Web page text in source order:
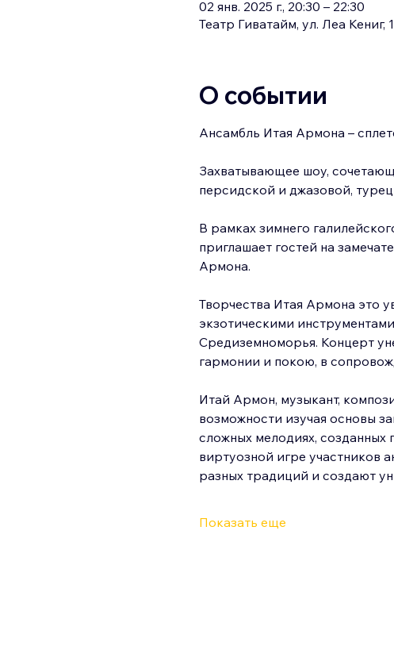
02 янв. 2025 г., 20:30 – 22:30
Театр Гиватайм, ул. Леа Кениг, 1
О событии
Ансамбль Итая Армона –
Захватывающее шоу,
персидской и джазовой,
В рамках зимнего
приглашает гостей на
Армона.
Творчества Итая Армона это
экзотическими
Средиземноморья. Концерт
гармонии и покою, в
Итай Армон, музыкант,
возможности изучая основы
сложных мелодиях, созданных
виртуозной игре участников
разных традиций и создают
Показать еще